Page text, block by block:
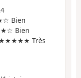
Bien
Bien
Très